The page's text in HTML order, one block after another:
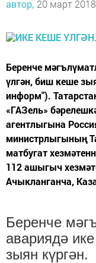
автор, 20 март
Беренче
үлгән, биш кеше
информ").
«ГАЗель»
агентлыгына
министрлыгының
матбугат
112 ашыгыч
Ачыкланганча,
Беренче
авариядә
зыян күргән.